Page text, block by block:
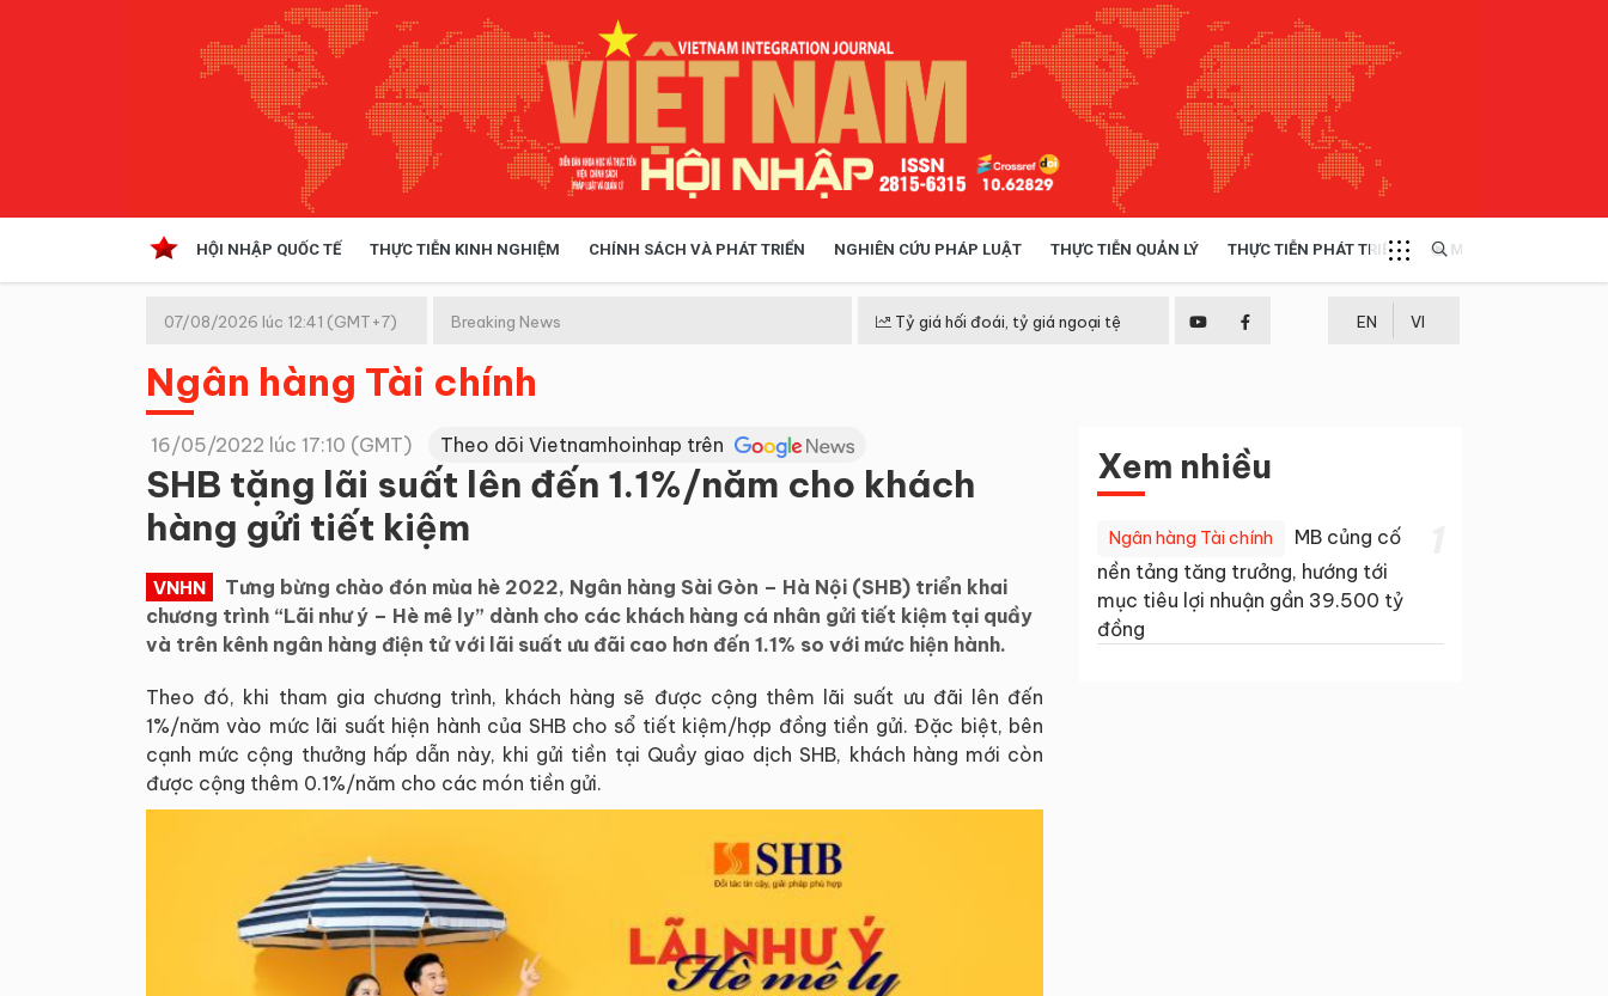
HỘI NHẬP QUỐC TẾ THỰC TIỄN KINH NGHIỆM CHÍNH SÁCH VÀ PHÁT TRIỂN NGHIÊN CỨU PHÁP LUẬT THỰC TIỄN QUẢN LÝ THỰC TIỄN PHÁT TRIỂN MULTIMEDIA
Kinh tế hội nhập
Doanh nghiệp
07/08/2026 lúc 12:41 (GMT+7) Breaking News Tỷ giá hối đoái, tỷ giá ngoại tệ EN VI
Ngân hàng Tài chính
16/05/2022 lúc 17:10 (GMT) Theo dõi Vietnamhoinhap trên
SHB tặng lãi suất lên đến 1.1%/năm cho khách
hàng gửi tiết kiệm
VNHN
Tưng bừng chào đón mùa hè 2022, Ngân hàng Sài Gòn – Hà Nội (SHB) triển khai
chương trình “Lãi như ý – Hè mê ly” dành cho các khách hàng cá nhân gửi tiết kiệm tại quầy
và trên kênh ngân hàng điện tử với lãi suất ưu đãi cao hơn đến 1.1% so với mức hiện hành.
Theo đó, khi tham gia chương trình, khách hàng sẽ được cộng thêm lãi suất ưu đãi lên đến
1%/năm vào mức lãi suất hiện hành của SHB cho sổ tiết kiệm/hợp đồng tiền gửi. Đặc biệt, bên
cạnh mức cộng thưởng hấp dẫn này, khi gửi tiền tại Quầy giao dịch SHB, khách hàng mới còn
được cộng thêm 0.1%/năm cho các món tiền gửi.
Xem nhiều
Ngân hàng Tài chính
MB củng cố
nền tảng tăng trưởng, hướng tới
mục tiêu lợi nhuận gần 39.500 tỷ
đồng